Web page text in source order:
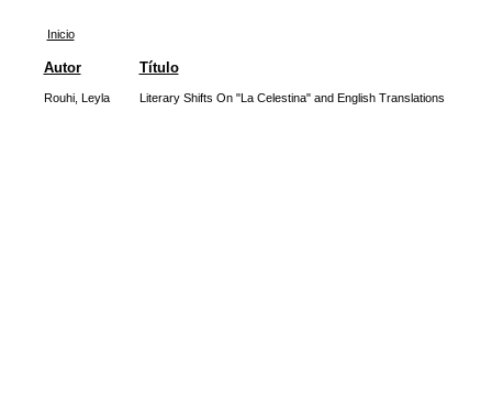
Inicio
Autor Título
Rouhi, Leyla Literary Shifts On "La Celestina" and English Translations